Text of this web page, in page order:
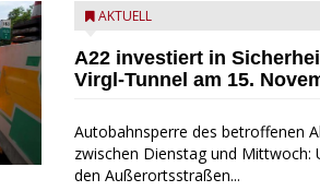
AKTUELL
A22 investiert in
Virgl-Tunnel am 15.
Autobahnsperre des betroffenen
zwischen Dienstag und Mittwoch:
den Außerortsstraßen...